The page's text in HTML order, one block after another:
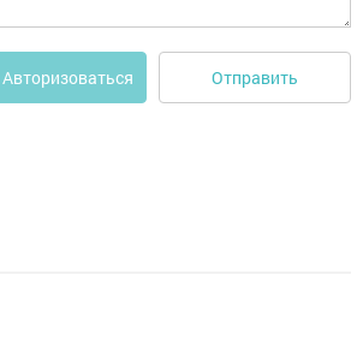
Авторизоваться Отправить